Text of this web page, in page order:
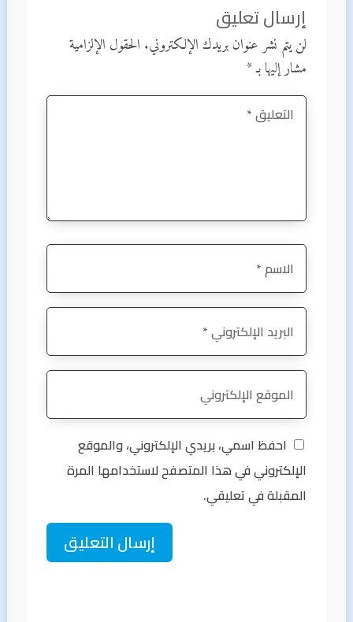
إرسال تعليق
لن يتم نشر عنوان بريدك الإلكتروني. الحقول الإلزامية
مشار إليها بـ*
احفظ اسمي، بريدي الإلكتروني، والموقع
الإلكتروني في هذا المتصفح لاستخدامها المرة
المقبلة في تعليقي.
إرسال التعليق